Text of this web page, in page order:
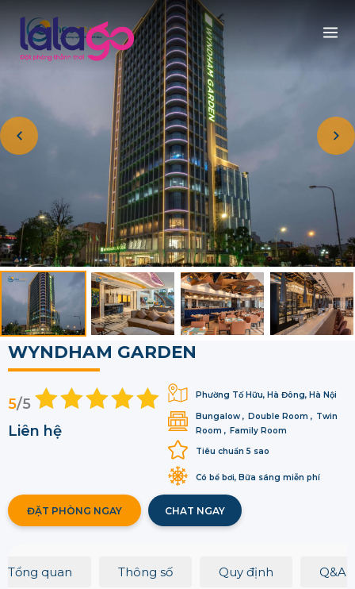
WYNDHAM GARDEN
Phường Tố Hữu, Hà Đông, Hà Nội
Bungalow Double Room
Twin
Room
Family Room
Tiêu chuẩn 5 sao
Có bể bơi, Bữa sáng miễn phí
5/5
Liên hệ
ĐẶT PHÒNG NGAY CHAT NGAY
Tổng quan Thông số Quy định Q&A